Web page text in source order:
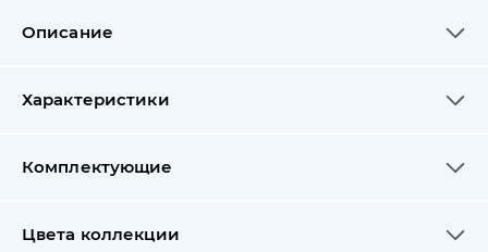
Описание
Характеристики
Комплектующие
Цвета коллекции